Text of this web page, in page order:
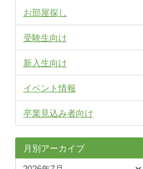
お部屋探し
受験生向け
新入生向け
イベント情報
卒業見込み者向け
月別アーカイブ